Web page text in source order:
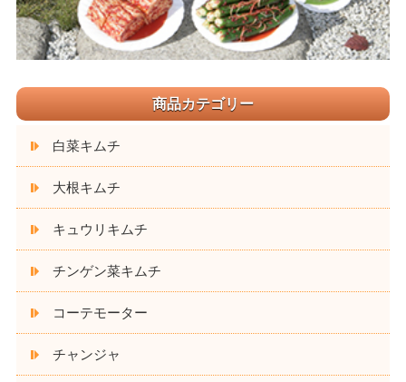
商品カテゴリー
白菜キムチ
大根キムチ
キュウリキムチ
チンゲン菜キムチ
コーテモーター
チャンジャ